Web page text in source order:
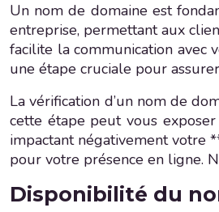
Un nom de domaine est
entreprise, permettant aux
facilite la communication avec
une étape cruciale pour
La vérification d’un nom de
cette étape peut vous
impactant négativement votre
pour votre présence en ligne.
Disponibilité du